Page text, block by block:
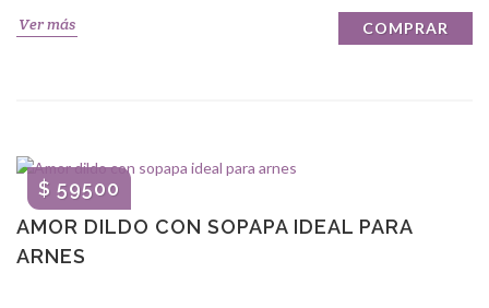
Ver más COMPRAR
AMOR DILDO CON SOPAPA IDEAL PARA
ARNES
$ 59500